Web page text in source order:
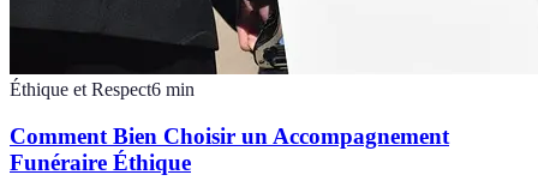
Éthique et Respect6 min
Comment Bien Choisir un Accompagnement
Funéraire Éthique